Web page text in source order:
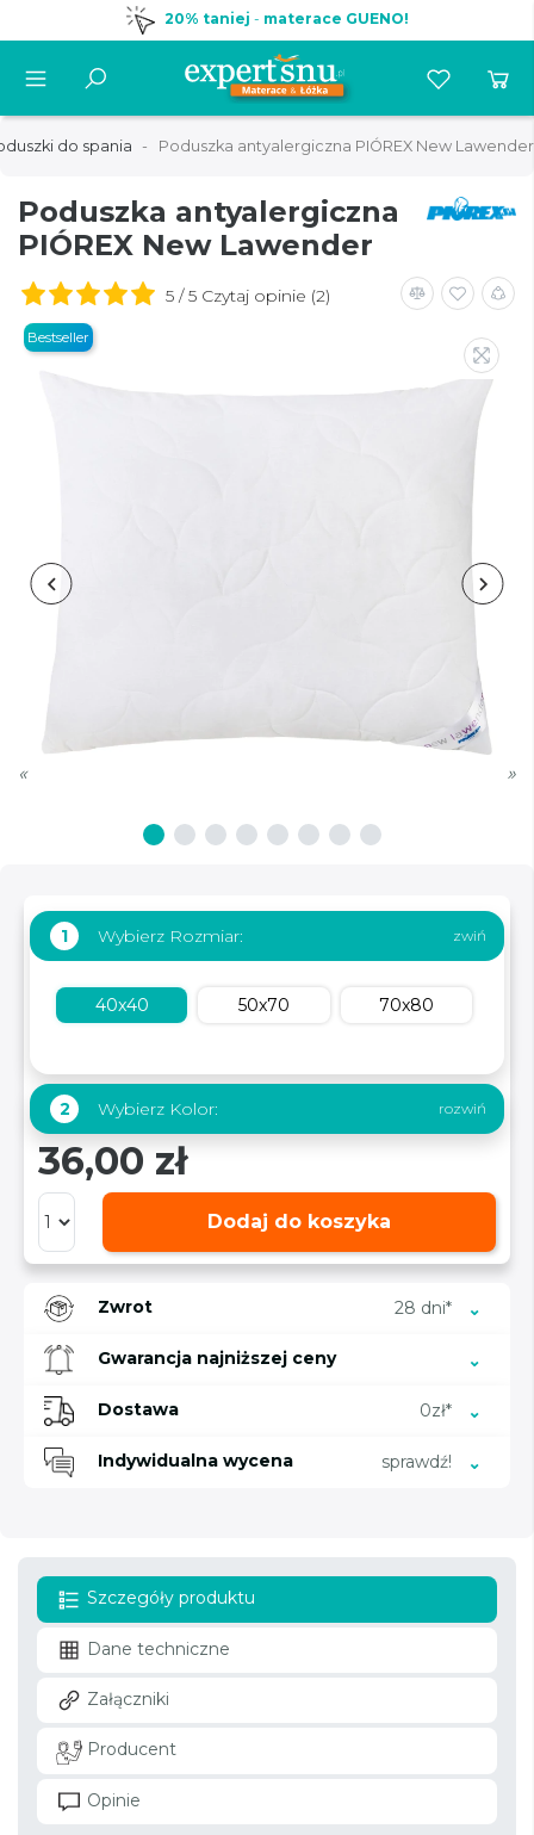
20% taniej - materace GUENO!
do spania Poduszka antyalergiczna PIÓREX New Lawender
Poduszka antyalergiczna
PIÓREX New Lawender
5 / 5 Czytaj opinie (2)
Bestseller
« »
1 Wybierz Rozmiar:
40x40 50x70 70x80
2 Wybierz Kolor:
36,00 zł
Dodaj do koszyka
Zwrot 28 dni*
Gwarancja najniższej ceny
Dostawa 0zł*
Indywidualna wycena sprawdź!
Szczegóły produktu
Dane techniczne
Załączniki
Producent
Opinie